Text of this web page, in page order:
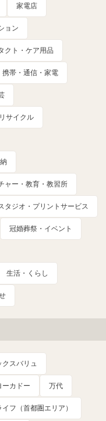
家電店
ョン
クト・ケア用品
携帯・通信・家電
リサイクル
ャー・教育・教習所
タジオ・プリントサービス
冠婚葬祭・イベント
生活・くらし
クスバリュ
ーカドー 万代
イフ（首都圏エリア）